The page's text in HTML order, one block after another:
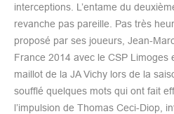
interceptions. L’entame du
revanche pas pareille. Pas très
proposé par ses joueurs, Jean-
France 2014 avec le CSP Limoges
maillot de la JA Vichy lors de la
soufflé quelques mots qui ont fait
l’impulsion de Thomas Ceci-Diop,